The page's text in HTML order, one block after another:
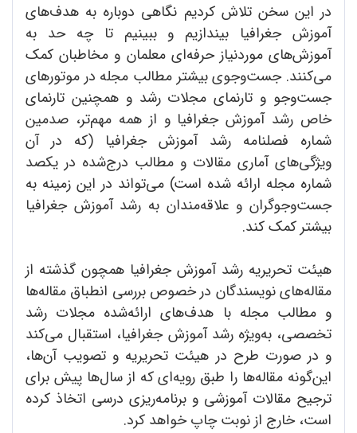
در این سخن تلاش کردیم نگاهی دوباره به هدف‌های
آموزش جغرافیا بیندازیم و ببینیم تا چه حد به
آموزش‌های موردنیاز حرفه‌ای معلمان و مخاطبان کمک
می‌کنند. جست‌وجوی بیشتر مطالب مجله در موتورهای
جست‌وجو و تارنمای مجلات رشد و همچنین تارنمای
خاص رشد آموزش جغرافیا و از همه مهم‌تر، صدمین
شماره فصلنامه رشد آموزش جغرافیا (که در آن
ویژگی‌های آماری مقالات و مطالب درج‌شده در یکصد
شماره مجله ارائه شده است) می‌تواند در این زمینه به
جست‌وجوگران و علاقه‌مندان به رشد آموزش جغرافیا
بیشتر کمک کند.
هیئت تحریریه رشد آموزش جغرافیا همچون گذشته از
مقاله‌های نویسندگان در خصوص بررسی انطباق مقاله‌ها
و مطالب مجله با هدف‌های ارائه‌شده مجلات رشد
تخصصی، به‌ویژه رشد آموزش جغرافیا، استقبال می‌کند
و در صورت طرح در هیئت تحریریه و تصویب آن‌ها،
این‌گونه مقاله‌ها را طبق رویه‌ای که از سال‌ها پیش برای
ترجیح مقالات آموزشی و برنامه‌ریزی درسی اتخاذ کرده
است، خارج از نوبت چاپ خواهد کرد.